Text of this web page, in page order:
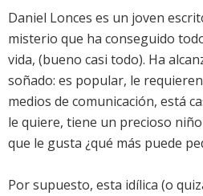
Daniel Lonces es un joven
misterio que ha conseguido
vida, (bueno casi todo). Ha
soñado: es popular, le
medios de comunicación, está
le quiere, tiene un precioso
que le gusta ¿qué más puede
Por supuesto, esta idílica (o